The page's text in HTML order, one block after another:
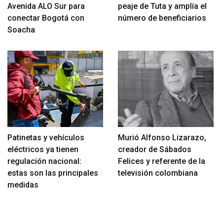
Avenida ALO Sur para
conectar Bogotá con
Soacha
peaje de Tuta y amplía el
número de beneficiarios
Patinetas y vehículos
eléctricos ya tienen
regulación nacional:
estas son las principales
medidas
Murió Alfonso Lizarazo,
creador de Sábados
Felices y referente de la
televisión colombiana